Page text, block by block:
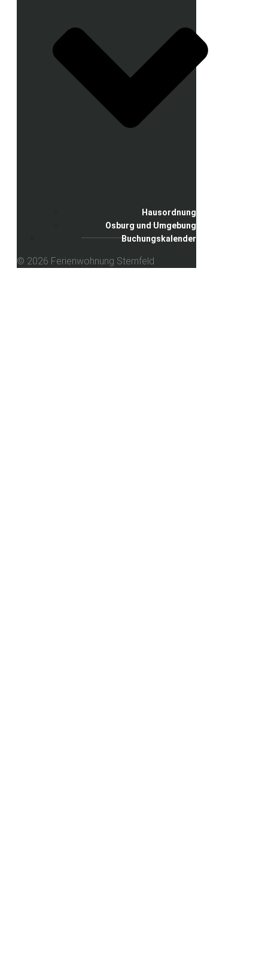
Hausordnung
Osburg und Umgebung
Buchungskalender
© 2026 Ferienwohnung Sternfeld